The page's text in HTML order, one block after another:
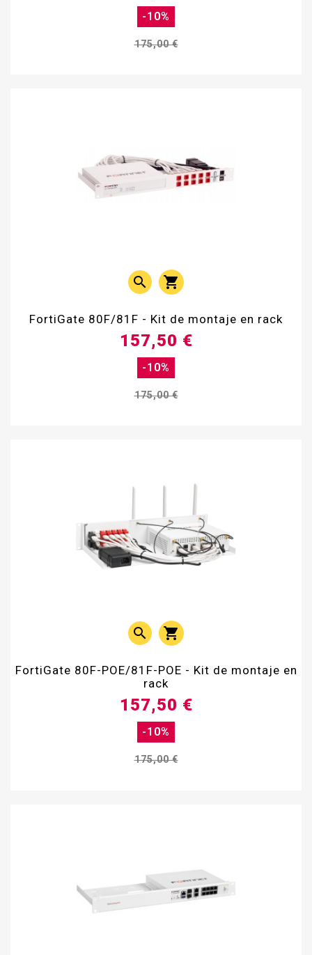
175,00 €
-10%
 
FortiGate 80F/81F - Kit de montaje en rack
175,00 €
-10%
157,50 €
 
FortiGate 80F-POE/81F-POE - Kit de montaje en
rack
175,00 €
-10%
157,50 €